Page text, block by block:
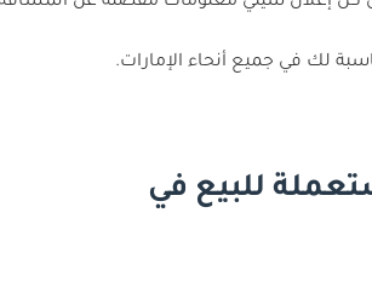
لك في جميع أنحاء الإمارات.
للبيع في